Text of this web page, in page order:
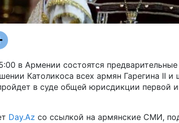
в Армении состоятся
Католикоса всех армян Гарегина II и
в суде общей юрисдикции первой
Day.Az со ссылкой на армянские СМИ,